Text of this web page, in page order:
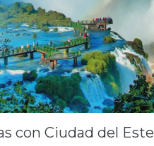
con Ciudad del Este